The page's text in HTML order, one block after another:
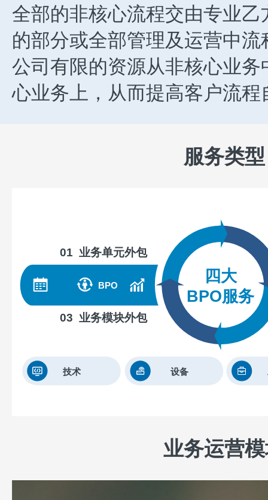
全部的非核心流程交由专业
的部分或全部管理及运营中
公司有限的资源从非核心业
心业务上，从而提高客户流
服务类型
业务运营